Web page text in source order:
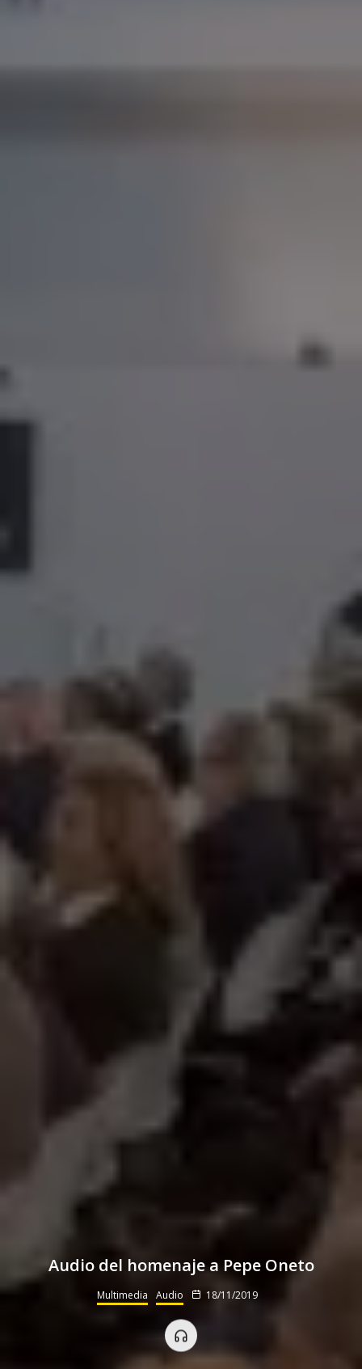
Audio del homenaje a Pepe Oneto
Multimedia Audio 18/11/2019